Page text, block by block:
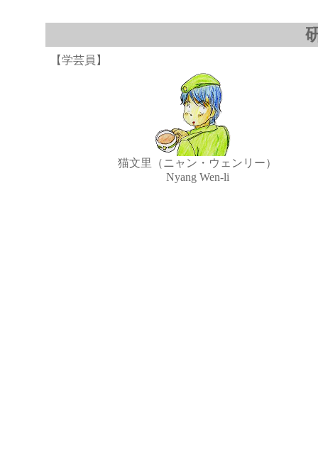
【学芸員】
猫文里（ニャン・ウェンリー）
Nyang Wen-li